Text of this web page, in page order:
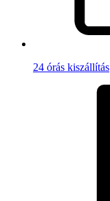
24 órás kiszállítás